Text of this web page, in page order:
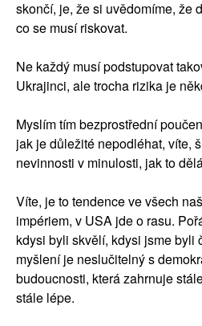
skončí, je, že si uvědomíme, že
co se musí riskovat.
Ne každý musí podstupovat
Ukrajinci, ale trocha rizika je
Myslím tím bezprostřední
jak je důležité nepodléhat, víte,
nevinnosti v minulosti, jak to
Víte, je to tendence ve všech
impériem, v USA jde o rasu.
kdysi byli skvělí, kdysi jsme byli
myšlení je neslučitelný s
budoucnosti, která zahrnuje
stále lépe.